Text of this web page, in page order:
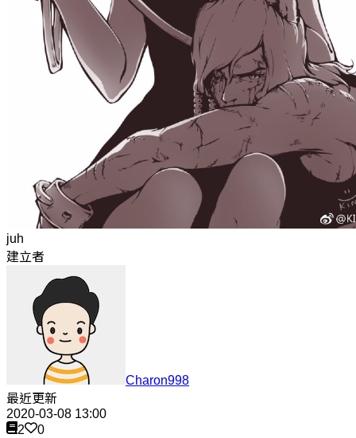
juh
建立者
Charon998
最近更新
2020-03-08 13:00
2
0